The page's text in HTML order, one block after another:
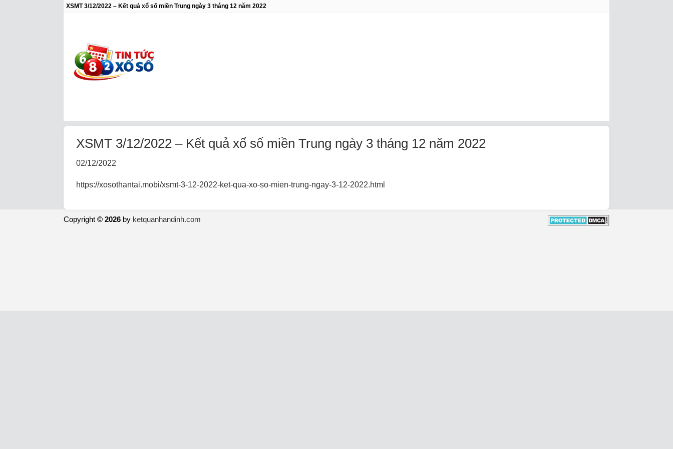
XSMT 3/12/2022 – Kết quả xổ số miền Trung ngày 3 tháng 12 năm 2022
XSMT 3/12/2022 – Kết quả xổ số miền Trung ngày 3 tháng 12 năm 2022
02/12/2022
https://xosothantai.mobi/xsmt-3-12-2022-ket-qua-xo-so-mien-trung-ngay-3-12-2022.html
Copyright © 2026 by ketquanhandinh.com